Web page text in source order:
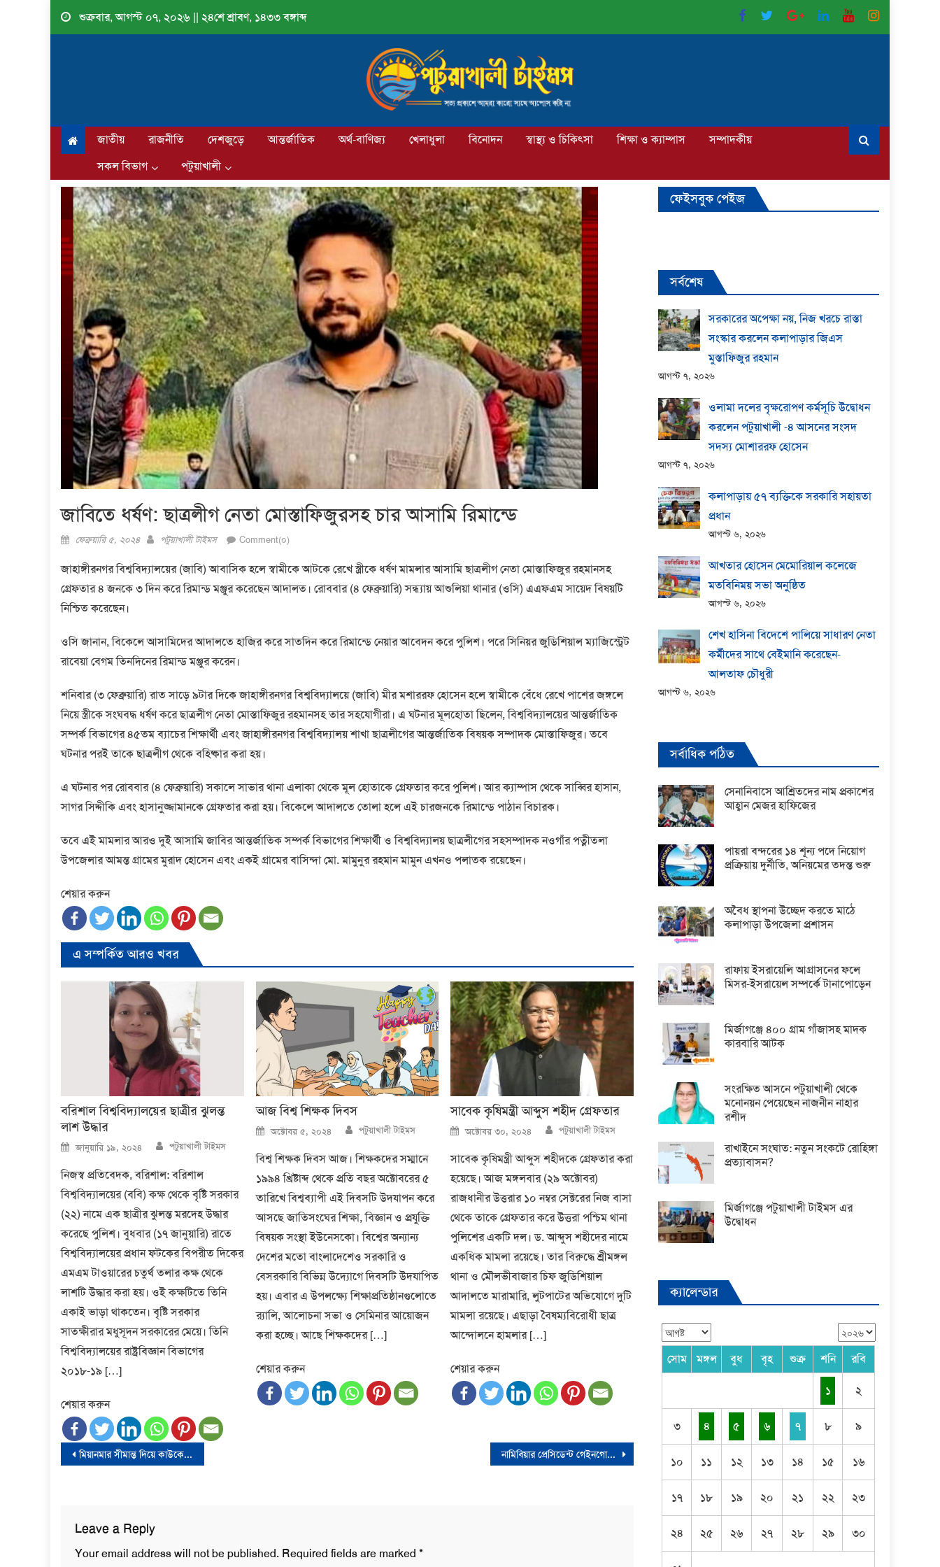
Skip
শুক্রবার, আগস্ট ০৭, ২০২৬ || ২৪শে শ্রাবণ, ১৪৩৩ বঙ্গাব্দ
জাতীয় রাজনীতি দেশজুড়ে আন্তর্জাতিক অর্থ-বাণিজ্য খেলাধুলা বিনোদন স্বাস্থ্য ও চিকিৎসা শিক্ষা ও ক্যাম্পাস
সম্পাদকীয়
সকল বিভাগ
পটুয়াখালী
জাবিতে ধর্ষণ: ছাত্রলীগ নেতা মোস্তাফিজুরসহ চার আসামি রিমান্ডে
Posted
ফেব্রুয়ারি ৫, ২০২৪ Author
পটুয়াখালী টাইমস Comment(০)
জাহাঙ্গীরনগর বিশ্ববিদ্যালয়ের (জাবি) আবাসিক হলে স্বামীকে আটকে রেখে স্ত্রীকে ধর্ষণ মামলার আসামি ছাত্রলীগ নেতা মোস্তাফিজুর রহমানসহ
গ্রেফতার ৪ জনকে ৩ দিন করে রিমান্ড মঞ্জুর করেছেন আদালত। রোববার (৪ ফেব্রুয়ারি) সন্ধ্যায় আশুলিয়া থানার (ওসি) এএফএম সায়েদ বিষয়টি
নিশ্চিত করেছেন।
ওসি জানান, বিকেলে আসামিদের আদালতে হাজির করে সাতদিন করে রিমান্ডে নেয়ার আবেদন করে পুলিশ। পরে সিনিয়র জুডিশিয়াল ম্যাজিস্ট্রেট
রাবেয়া বেগম তিনদিনের রিমান্ড মঞ্জুর করেন।
শনিবার (৩ ফেব্রুয়ারি) রাত সাড়ে ৯টার দিকে জাহাঙ্গীরনগর বিশ্ববিদ্যালয়ে (জাবি) মীর মশাররফ হোসেন হলে স্বামীকে বেঁধে রেখে পাশের জঙ্গলে
নিয়ে স্ত্রীকে সংঘবদ্ধ ধর্ষণ করে ছাত্রলীগ নেতা মোস্তাফিজুর রহমানসহ তার সহযোগীরা। এ ঘটনার মূলহোতা ছিলেন, বিশ্ববিদ্যালয়ের আন্তর্জাতিক
সম্পর্ক বিভাগের ৪৫তম ব্যাচের শিক্ষার্থী এবং জাহাঙ্গীরনগর বিশ্ববিদ্যালয় শাখা ছাত্রলীগের আন্তর্জাতিক বিষয়ক সম্পাদক মোস্তাফিজুর। তবে
ঘটনার পরই তাকে ছাত্রলীগ থেকে বহিষ্কার করা হয়।
এ ঘটনার পর রোববার (৪ ফেব্রুয়ারি) সকালে সাভার থানা এলাকা থেকে মূল হোতাকে গ্রেফতার করে পুলিশ। আর ক্যাম্পাস থেকে সাব্বির হাসান,
সাগর সিদ্দীকি এবং হাসানুজ্জামানকে গ্রেফতার করা হয়। বিকেলে আদালতে তোলা হলে এই চারজনকে রিমান্ডে পাঠান বিচারক।
তবে এই মামলার আরও দুই আসামি জাবির আন্তর্জাতিক সম্পর্ক বিভাগের শিক্ষার্থী ও বিশ্ববিদ্যালয় ছাত্রলীগের সহসম্পাদক নওগাঁর পত্নীতলা
উপজেলার আমন্ত গ্রামের মুরাদ হোসেন এবং একই গ্রামের বাসিন্দা মো. মামুনুর রহমান মামুন এখনও পলাতক রয়েছেন।
শেয়ার করুন
এ সম্পর্কিত আরও খবর
বরিশাল বিশ্ববিদ্যালয়ের ছাত্রীর ঝুলন্ত
লাশ উদ্ধার
Posted
on
জানুয়ারি ১৯, ২০২৪ Author
পটুয়াখালী টাইমস
নিজস্ব প্রতিবেদক, বরিশাল: বরিশাল
বিশ্ববিদ্যালয়ের (ববি) কক্ষ থেকে বৃষ্টি সরকার
(২২) নামে এক ছাত্রীর ঝুলন্ত মরদেহ উদ্ধার
করেছে পুলিশ। বুধবার (১৭ জানুয়ারি) রাতে
বিশ্ববিদ্যালয়ের প্রধান ফটকের বিপরীত দিকের
এমএম টাওয়ারের চতুর্থ তলার কক্ষ থেকে
লাশটি উদ্ধার করা হয়। ওই কক্ষটিতে তিনি
একাই ভাড়া থাকতেন। বৃষ্টি সরকার
সাতক্ষীরার মধুসূদন সরকারের মেয়ে। তিনি
বিশ্ববিদ্যালয়ের রাষ্ট্রবিজ্ঞান বিভাগের
২০১৮-১৯ […]
শেয়ার করুন
আজ বিশ্ব শিক্ষক দিবস
Posted
on
অক্টোবর ৫, ২০২৪ Author
পটুয়াখালী টাইমস
বিশ্ব শিক্ষক দিবস আজ। শিক্ষকদের সম্মানে
১৯৯৪ খ্রিষ্টাব্দ থেকে প্রতি বছর অক্টোবরের ৫
তারিখে বিশ্বব্যাপী এই দিবসটি উদযাপন করে
আসছে জাতিসংঘের শিক্ষা, বিজ্ঞান ও প্রযুক্তি
বিষয়ক সংস্থা ইউনেসকো। বিশ্বের অন্যান্য
দেশের মতো বাংলাদেশেও সরকারি ও
বেসরকারি বিভিন্ন উদ্যোগে দিবসটি উদযাপিত
হয়। এবার এ উপলক্ষ্যে শিক্ষাপ্রতিষ্ঠানগুলোতে
র‍্যালি, আলোচনা সভা ও সেমিনার আয়োজন
করা হচ্ছে। আছে শিক্ষকদের […]
শেয়ার করুন
সাবেক কৃষিমন্ত্রী আব্দুস শহীদ গ্রেফতার
Posted
on
অক্টোবর ৩০, ২০২৪ Author
পটুয়াখালী টাইমস
সাবেক কৃষিমন্ত্রী আব্দুস শহীদকে গ্রেফতার করা
হয়েছে। আজ মঙ্গলবার (২৯ অক্টোবর)
রাজধানীর উত্তরার ১০ নম্বর সেক্টরের নিজ বাসা
থেকে তাকে গ্রেফতার করে উত্তরা পশ্চিম থানা
পুলিশের একটি দল। ড. আব্দুস শহীদের নামে
একধিক মামলা রয়েছে। তার বিরুদ্ধে শ্রীমঙ্গল
থানা ও মৌলভীবাজার চিফ জুডিশিয়াল
আদালতে মারামারি, লুটপাটের অভিযোগে দুটি
মামলা রয়েছে। এছাড়া বৈষম্যবিরোধী ছাত্র
আন্দোলনে হামলার […]
শেয়ার করুন
Post
মিয়ানমার সীমান্ত দিয়ে কাউকে অনুপ্রবেশের সুযোগ দেয়া হবে না: স্বরাষ্ট্রমন্ত্রী নামিবিয়ার প্রেসিডেন্ট গেইনগোব মারা গেছেন
Leave a Reply
Your email address will not be published. Required fields are marked *
ফেইসবুক পেইজ
সর্বশেষ
সরকারের অপেক্ষা নয়, নিজ খরচে রাস্তা
সংস্কার করলেন কলাপাড়ার জিএস
মুস্তাফিজুর রহমান
আগস্ট ৭, ২০২৬
ওলামা দলের বৃক্ষরোপণ কর্মসূচি উদ্বোধন
করলেন পটুয়াখালী -৪ আসনের সংসদ
সদস্য মোশাররফ হোসেন
আগস্ট ৭, ২০২৬
কলাপাড়ায় ​৫৭ ব্যক্তিকে সরকারি সহায়তা
প্রধান
আগস্ট ৬, ২০২৬
আখতার হোসেন মেমোরিয়াল কলেজে
মতবিনিময় সভা অনুষ্ঠিত
আগস্ট ৬, ২০২৬
শেখ হাসিনা বিদেশে পালিয়ে সাধারণ নেতা
কর্মীদের সাথে বেইমানি করেছেন-
আলতাফ চৌধুরী
আগস্ট ৬, ২০২৬
সর্বাধিক পঠিত
সেনানিবাসে আশ্রিতদের নাম প্রকাশের
আহ্বান মেজর হাফিজের
পায়রা বন্দরের ১৪ শূন্য পদে নিয়োগ
প্রক্রিয়ায় দুর্নীতি, অনিয়মের তদন্ত শুরু
অবৈধ স্থাপনা উচ্ছেদ করতে মাঠে
কলাপাড়া উপজেলা প্রশাসন
রাফায় ইসরায়েলি আগ্রাসনের ফলে
মিসর-ইসরায়েল সম্পর্কে টানাপোড়েন
মির্জাগঞ্জে ৪০০ গ্রাম গাঁজাসহ মাদক
কারবারি আটক
সংরক্ষিত আসনে পটুয়াখালী থেকে
মনোনয়ন পেয়েছেন নাজনীন নাহার
রশীদ
রাখাইনে সংঘাত: নতুন সংকটে রোহিঙ্গা
প্রত্যাবাসন?
মির্জাগঞ্জে পটুয়াখালী টাইমস এর
উদ্বোধন
ক্যালেন্ডার
সোম মঙ্গল বুধ বৃহ শুক্র শনি রবি
১ ২
৩ ৪ ৫ ৬ ৭ ৮ ৯
১০ ১১ ১২ ১৩ ১৪ ১৫ ১৬
১৭ ১৮ ১৯ ২০ ২১ ২২ ২৩
২৪ ২৫ ২৬ ২৭ ২৮ ২৯ ৩০